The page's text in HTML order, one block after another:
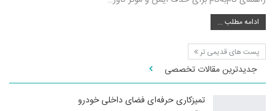
ادامه مطلب ...
پست های قدیمی تر
جدیدترین مقالات تخصصی
تمیزکاری حرفه‌ای فضای داخلی خودرو